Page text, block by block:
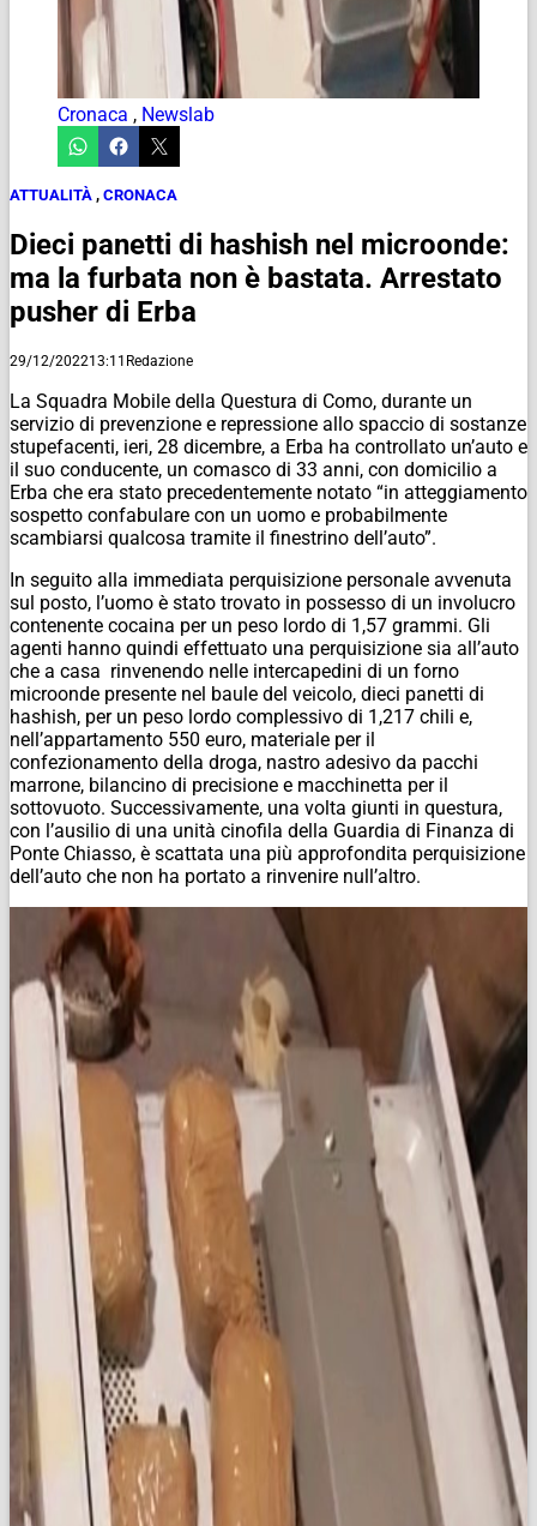
Cronaca , Newslab
ATTUALITÀ , CRONACA
Dieci panetti di hashish nel microonde:
ma la furbata non è bastata. Arrestato
pusher di Erba
29/12/202213:11 Redazione
La Squadra Mobile della Questura di Como, durante un
servizio di prevenzione e repressione allo spaccio di sostanze
stupefacenti, ieri, 28 dicembre, a Erba ha controllato un’auto e
il suo conducente, un comasco di 33 anni, con domicilio a
Erba che era stato precedentemente notato “in atteggiamento
sospetto confabulare con un uomo e probabilmente
scambiarsi qualcosa tramite il finestrino dell’auto”.
In seguito alla immediata perquisizione personale avvenuta
sul posto, l’uomo è stato trovato in possesso di un involucro
contenente cocaina per un peso lordo di 1,57 grammi. Gli
agenti hanno quindi effettuato una perquisizione sia all’auto
che a casa rinvenendo nelle intercapedini di un forno
microonde presente nel baule del veicolo, dieci panetti di
hashish, per un peso lordo complessivo di 1,217 chili e,
nell’appartamento 550 euro, materiale per il
confezionamento della droga, nastro adesivo da pacchi
marrone, bilancino di precisione e macchinetta per il
sottovuoto. Successivamente, una volta giunti in questura,
con l’ausilio di una unità cinofila della Guardia di Finanza di
Ponte Chiasso, è scattata una più approfondita perquisizione
dell’auto che non ha portato a rinvenire null’altro.